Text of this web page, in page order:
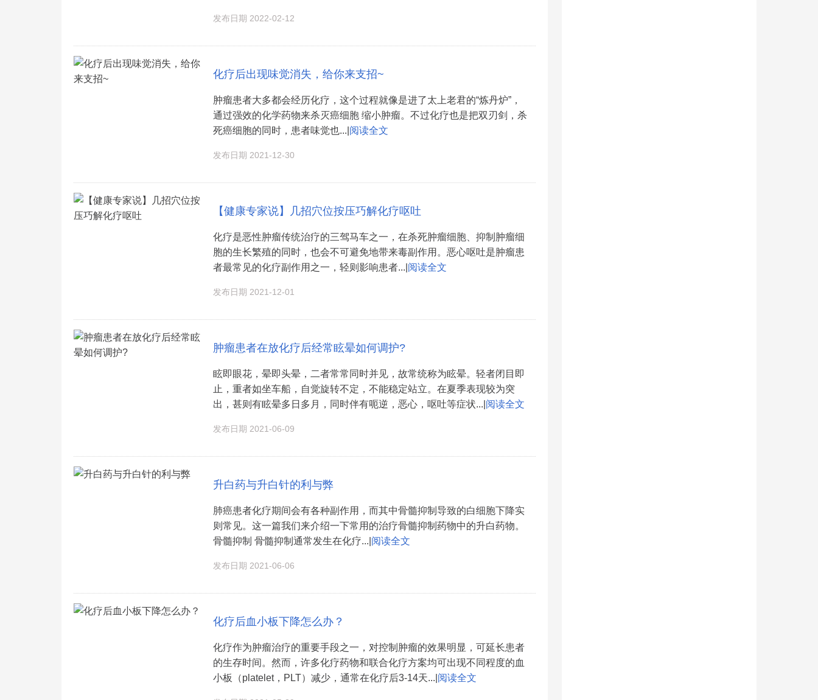
发布日期 2022-02-12
化疗后出现味觉消失，给你来支招~
肿瘤患者大多都会经历化疗，这个过程就像是进了太上老君的“炼丹炉”，
通过强效的化学药物来杀灭癌细胞 缩小肿瘤。不过化疗也是把双刃剑，杀
死癌细胞的同时，患者味觉也...| 阅读全文
发布日期 2021-12-30
【健康专家说】几招穴位按压巧解化疗呕吐
化疗是恶性肿瘤传统治疗的三驾马车之一，在杀死肿瘤细胞、抑制肿瘤细
胞的生长繁殖的同时，也会不可避免地带来毒副作用。恶心呕吐是肿瘤患
者最常见的化疗副作用之一，轻则影响患者...| 阅读全文
发布日期 2021-12-01
肿瘤患者在放化疗后经常眩晕如何调护?
眩即眼花，晕即头晕，二者常常同时并见，故常统称为眩晕。轻者闭目即
止，重者如坐车船，自觉旋转不定，不能稳定站立。在夏季表现较为突
出，甚则有眩晕多日多月，同时伴有呃逆，恶心，呕吐等症状...| 阅读全文
发布日期 2021-06-09
升白药与升白针的利与弊
肺癌患者化疗期间会有各种副作用，而其中骨髓抑制导致的白细胞下降实
则常见。这一篇我们来介绍一下常用的治疗骨髓抑制药物中的升白药物。
骨髓抑制 骨髓抑制通常发生在化疗...| 阅读全文
发布日期 2021-06-06
化疗后血小板下降怎么办？
化疗作为肿瘤治疗的重要手段之一，对控制肿瘤的效果明显，可延长患者
的生存时间。然而，许多化疗药物和联合化疗方案均可出现不同程度的血
小板（platelet，PLT）减少，通常在化疗后3-14天...| 阅读全文